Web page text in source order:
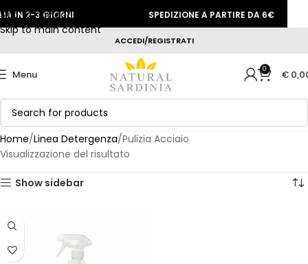
Skip to navigation
Skip to main content
ACCEDI/REGISTRATI
Menu 0 €
Home Linea Detergenza Pulizia Acciaio
Visualizzazione del risultato
Show sidebar
IN 2-3 GIORNI SPEDIZIONE A PARTIRE DA 6€